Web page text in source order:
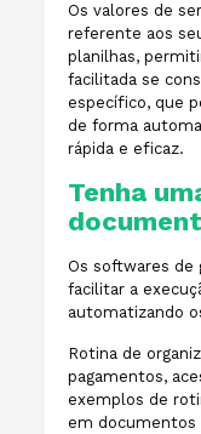
Os valores de
referente aos
planilhas,
facilitada se
específico, que
de forma
rápida e eficaz.
Tenha
Os softwares de
facilitar a
automatizando
Rotina de
pagamentos,
exemplos de
em documentos